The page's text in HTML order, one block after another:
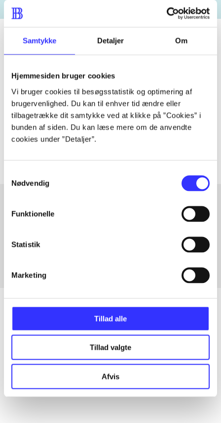
Samtykke Detaljer Om
Hjemmesiden bruger cookies
Vi bruger cookies til besøgsstatistik og optimering af
brugervenlighed. Du kan til enhver tid ændre eller
tilbagetrække dit samtykke ved at klikke på ”Cookies” i
bunden af siden. Du kan læse mere om de anvendte
cookies under ”Detaljer”.
Nødvendig
Funktionelle
Statistik
Marketing
Tillad alle
Tillad valgte
Afvis
Artiklen er en del af
lorem ipsum dolor sit amet ...
Artiklerne i handler ofte om
Artikler
Alle registrerede artikler fordelt på udgivelser